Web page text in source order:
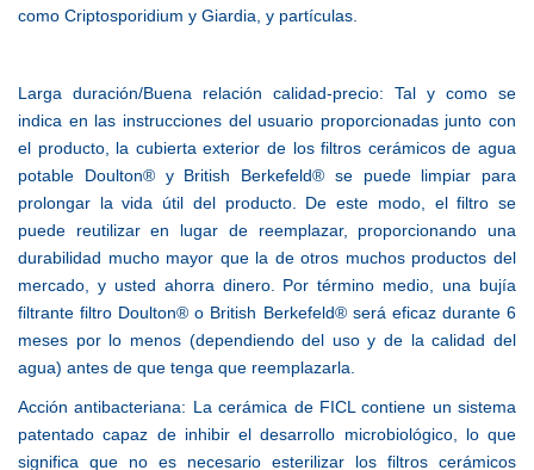
como Criptosporidium y Giardia, y partículas.
Larga duración/Buena relación calidad-precio: Tal y como se
indica en las instrucciones del usuario proporcionadas junto con
el producto, la cubiertaexterior de los filtros cerámicos de agua
potable Doulton® y British Berkefeld® se puede limpiar para
prolongar la vida útil del producto. De este modo, elfiltro se
puede reutilizar en lugar de reemplazar, proporcionando una
durabilidad mucho mayor que la de otros muchos productos del
mercado, y usted ahorra dinero. Por término medio, una bujía
filtrantefiltro Doulton® o British Berkefeld® será eficaz durante6
meses por lo menos (dependiendo del uso y de lacalidad del
agua) antes de que tenga que reemplazarla.
Acción antibacteriana: La cerámica de FICL contiene un sistema
patentadocapaz de inhibir el desarrollo microbiológico, lo que
significa que no es necesario esterilizar los filtros cerámicos